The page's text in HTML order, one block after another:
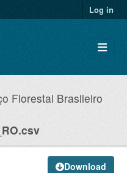
Log in
Florestal Brasileiro
Download